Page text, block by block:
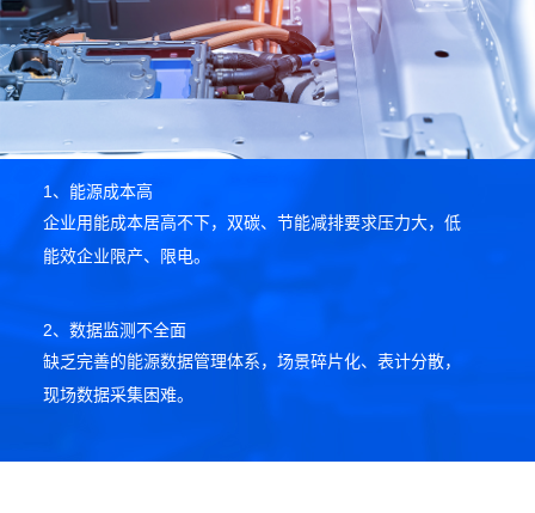
1、能源成本高
企业用能成本居高不下，双碳、节能减排要求压力大，低
能效企业限产、限电。
2、数据监测不全面
缺乏完善的能源数据管理体系，场景碎片化、表计分散，
现场数据采集困难。